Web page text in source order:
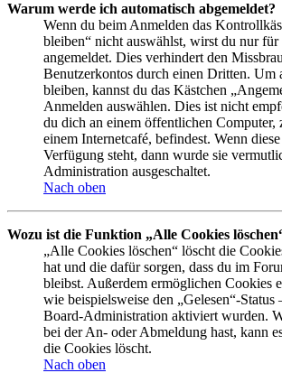
Warum werde ich automatisch abgemeldet?
Wenn du beim Anmelden das
bleiben“ nicht auswählst, wirst du nur für
angemeldet. Dies verhindert den
Benutzerkontos durch einen Dritten. Um
bleiben, kannst du das Kästchen
Anmelden auswählen. Dies ist nicht
du dich an einem öffentlichen Computer,
einem Internetcafé, befindest. Wenn
Verfügung steht, dann wurde sie
Administration ausgeschaltet.
Nach oben
Wozu ist die Funktion „Alle Cookies
„Alle Cookies löschen“ löscht die
hat und die dafür sorgen, dass du im
bleibst. Außerdem ermöglichen Cookies
wie beispielsweise den „Gelesen“-Status
Board-Administration aktiviert wurden.
bei der An- oder Abmeldung hast, kann
die Cookies löscht.
Nach oben